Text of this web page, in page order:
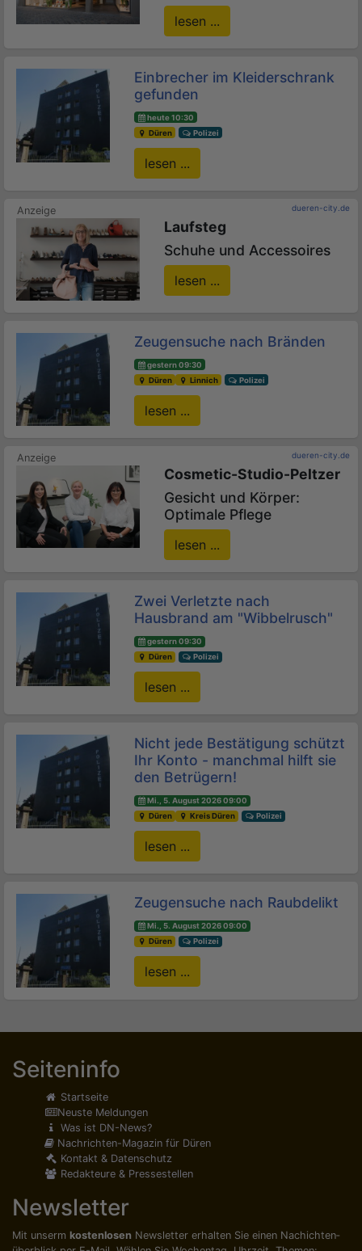
lesen ...
Einbrecher im Kleiderschrank
gefunden
heute 10:30
Düren
Polizei
lesen ...
dueren-city.de
Laufsteg
Schuhe und Accessoires
lesen ...
Zeugensuche nach Bränden
gestern 09:30
Düren
Linnich Polizei
lesen ...
dueren-city.de
Cosmetic-Studio-Peltzer
Gesicht und Körper:
Optimale Pflege
lesen ...
Zwei Verletzte nach
Hausbrand am "Wibbelrusch"
gestern 09:30
Düren
Polizei
lesen ...
Nicht jede Bestätigung schützt
Ihr Konto - manchmal hilft sie
den Betrügern!
Mi., 5. August 2026 09:00
Düren
Kreis Düren Polizei
lesen ...
Zeugensuche nach Raubdelikt
Mi., 5. August 2026 09:00
Düren
Polizei
lesen ...
Seiteninfo
Startseite
Neuste Meldungen
Was ist DN-News?
Nachrichten-Magazin für Düren
Kontakt & Datenschutz
Redakteure & Pressestellen
Newsletter
Mit unserm kostenlosen Newsletter erhalten Sie einen Nachichten­